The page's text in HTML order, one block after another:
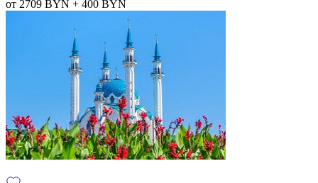
от 2709 BYN + 400 BYN